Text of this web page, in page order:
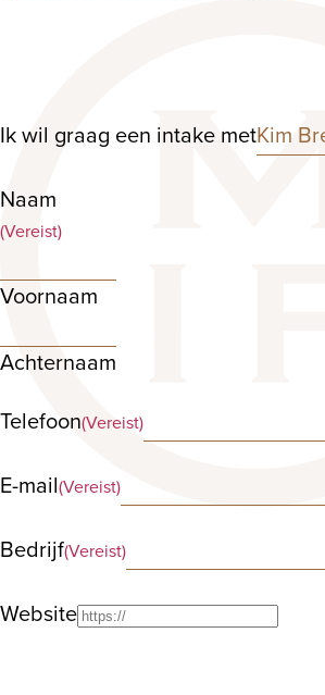
Ik wil graag een intake met
Naam
(Vereist)
Voornaam
Achternaam
Telefoon(Vereist)
E-mail(Vereist)
Bedrijf(Vereist)
Website